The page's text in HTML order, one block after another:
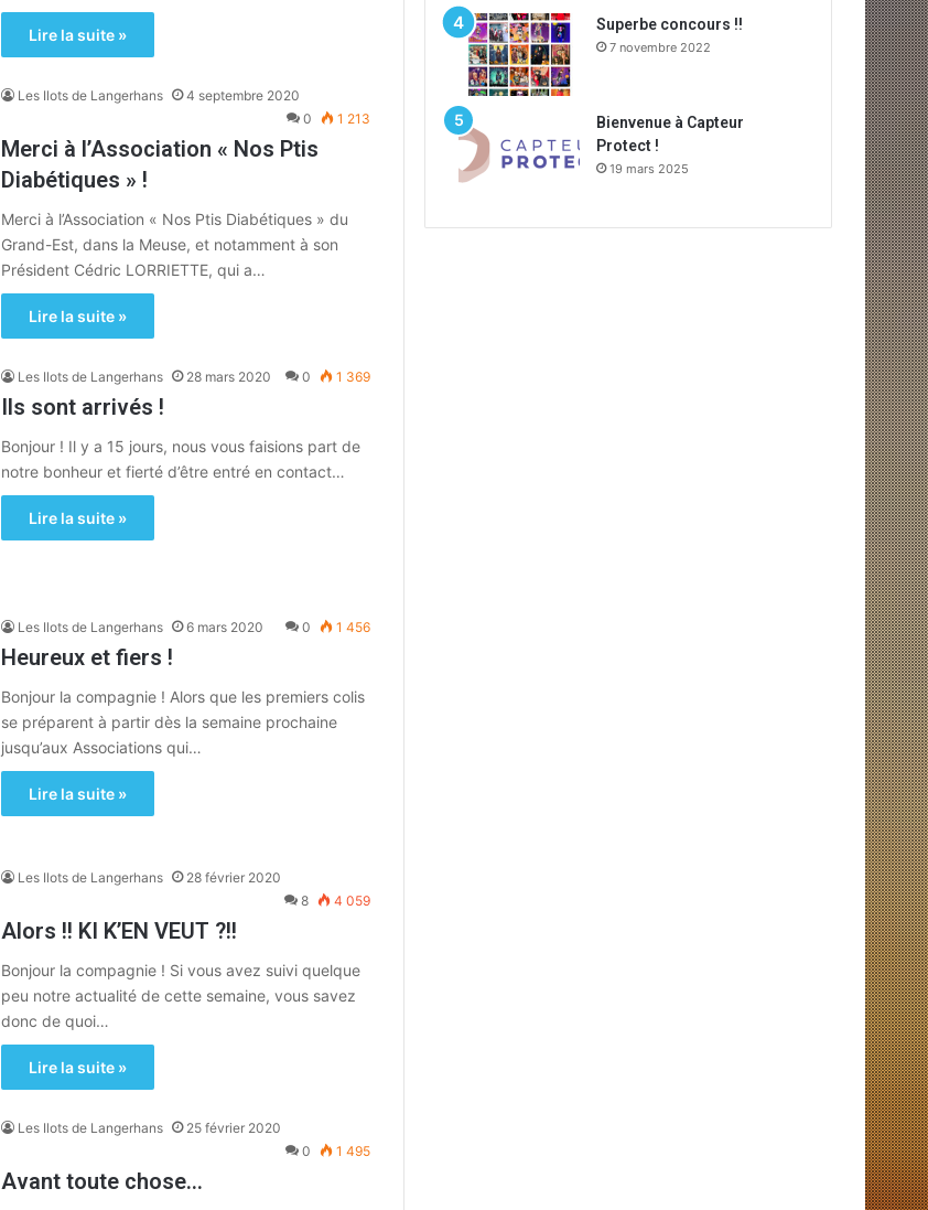
Lire la suite »
Les Ilots de Langerhans
4 septembre 2020
0
1 213
Merci à l’Association « Nos Ptis
Diabétiques » !
Merci à l’Association « Nos Ptis Diabétiques » du
Grand-Est, dans la Meuse, et notamment à son
Président Cédric LORRIETTE, qui a…
Lire la suite »
Les Ilots de Langerhans 28 mars 2020 0 1 369
Ils sont arrivés !
Bonjour ! Il y a 15 jours, nous vous faisions part de
notre bonheur et fierté d’être entré en contact…
Lire la suite »
Les Ilots de Langerhans 6 mars 2020 0 1 456
Heureux et fiers !
Bonjour la compagnie ! Alors que les premiers colis
se préparent à partir dès la semaine prochaine
jusqu’aux Associations qui…
Lire la suite »
Les Ilots de Langerhans
28 février 2020
8
4 059
Alors !! KI K’EN VEUT ?!!
Bonjour la compagnie ! Si vous avez suivi quelque
peu notre actualité de cette semaine, vous savez
donc de quoi…
Lire la suite »
Les Ilots de Langerhans
25 février 2020
0
1 495
Avant toute chose…
Superbe concours !!
7 novembre 2022
Bienvenue à Capteur
Protect !
19 mars 2025